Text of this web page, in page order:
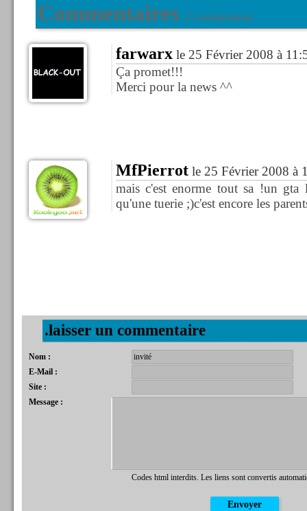
Commentaires 2 commentaires
farwarxle 25 Février 2008 à
Ça promet!!!
Merci pour la news ^^
MfPierrotle 25 Février 2008 à
mais c'est enorme tout sa !un
qu'une tuerie ;)c'est encore les
.laisser un commentaire
Nom :
E-Mail :
Site :
Message :
Codes html interdits. Les liens sont convertis